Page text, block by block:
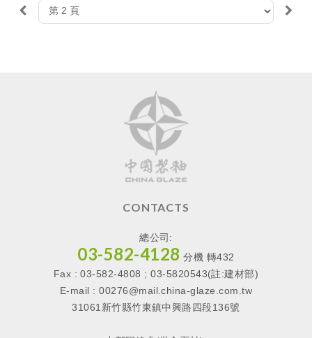
CONTACTS
總公司:
03-582-4128 分機 轉432
Fax : 03-582-4808 ; 03-5820543(註:建材部)
E-mail :00276@mail.china-glaze.com.tw
31061新竹縣竹東鎮中興路四段136號